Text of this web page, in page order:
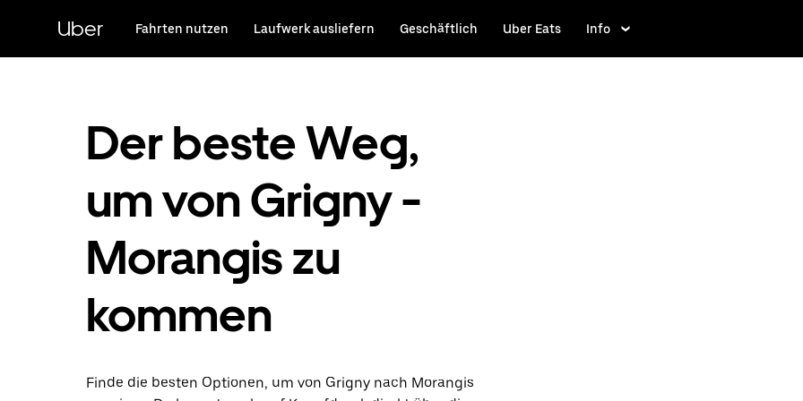
HauptinhaltUber Fahrten nutzen Laufwerk ausliefern Geschäftlich Uber Eats Info
Der beste Weg,
um von Grigny -
Morangis zu
kommen
Finde die besten Optionen, um von Grigny nach Morangis